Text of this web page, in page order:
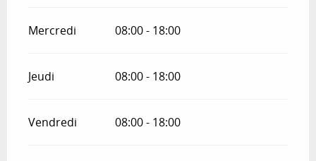
Mercredi 08:00 - 18:00
Jeudi 08:00 - 18:00
Vendredi 08:00 - 18:00